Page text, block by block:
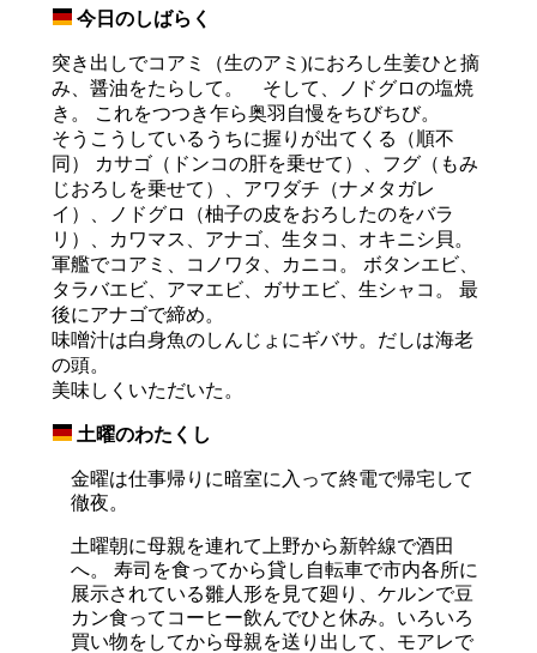
今日のしばらく
突き出しでコアミ（生のアミ)におろし生姜ひと摘
み、醤油をたらして。 そして、ノドグロの塩焼
き。 これをつつき乍ら奥羽自慢をちびちび。
そうこうしているうちに握りが出てくる（順不
同） カサゴ（ドンコの肝を乗せて）、フグ（もみ
じおろしを乗せて）、アワダチ（ナメタガレ
イ）、ノドグロ（柚子の皮をおろしたのをバラ
リ）、カワマス、アナゴ、生タコ、オキニシ貝。
軍艦でコアミ、コノワタ、カニコ。 ボタンエビ、
タラバエビ、アマエビ、ガサエビ、生シャコ。 最
後にアナゴで締め。
味噌汁は白身魚のしんじょにギバサ。だしは海老
の頭。
美味しくいただいた。
土曜のわたくし
金曜は仕事帰りに暗室に入って終電で帰宅して
徹夜。
土曜朝に母親を連れて上野から新幹線で酒田
へ。 寿司を食ってから貸し自転車で市内各所に
展示されている雛人形を見て廻り、ケルンで豆
カン食ってコーヒー飲んでひと休み。いろいろ
買い物をしてから母親を送り出して、モアレで